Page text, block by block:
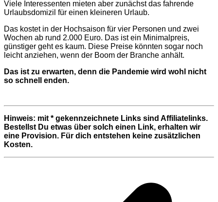
Viele Interessenten mieten aber zunächst das fahrende
Urlaubsdomizil für einen kleineren Urlaub.
Das kostet in der Hochsaison für vier Personen und zwei
Wochen ab rund 2.000 Euro. Das ist ein Minimalpreis,
günstiger geht es kaum. Diese Preise könnten sogar noch
leicht anziehen, wenn der Boom der Branche anhält.
Das ist zu erwarten, denn die Pandemie wird wohl nicht
so schnell enden.
Hinweis: mit * gekennzeichnete Links sind Affiliatelinks.
Bestellst Du etwas über solch einen Link, erhalten wir
eine Provision. Für dich entstehen keine zusätzlichen
Kosten.